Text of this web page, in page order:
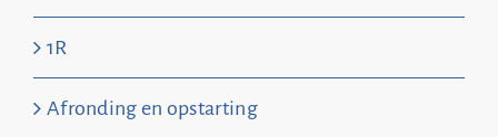
1R
Afronding en opstarting